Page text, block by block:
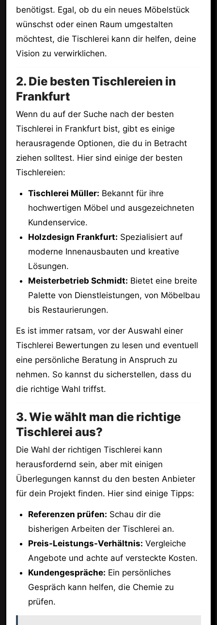
benötigst. Egal, ob du ein neues Möbelstück
wünschst oder einen Raum umgestalten
möchtest, die Tischlerei kann dir helfen, deine
Vision zu verwirklichen.
2. Die besten Tischlereien in
Frankfurt
Wenn du auf der Suche nach der besten
Tischlerei in Frankfurt bist, gibt es einige
herausragende Optionen, die du in Betracht
ziehen solltest. Hier sind einige der besten
Tischlereien:
Tischlerei Müller: Bekannt für ihre
hochwertigen Möbel und ausgezeichneten
Kundenservice.
Holzdesign Frankfurt: Spezialisiert auf
moderne Innenausbauten und kreative
Lösungen.
Meisterbetrieb Schmidt: Bietet eine breite
Palette von Dienstleistungen, von Möbelbau
bis Restaurierungen.
Es ist immer ratsam, vor der Auswahl einer
Tischlerei Bewertungen zu lesen und eventuell
eine persönliche Beratung in Anspruch zu
nehmen. So kannst du sicherstellen, dass du
die richtige Wahl triffst.
3. Wie wählt man die richtige
Tischlerei aus?
Die Wahl der richtigen Tischlerei kann
herausfordernd sein, aber mit einigen
Überlegungen kannst du den besten Anbieter
für dein Projekt finden. Hier sind einige Tipps:
Referenzen prüfen: Schau dir die
bisherigen Arbeiten der Tischlerei an.
Preis-Leistungs-Verhältnis: Vergleiche
Angebote und achte auf versteckte Kosten.
Kundengespräche: Ein persönliches
Gespräch kann helfen, die Chemie zu
prüfen.